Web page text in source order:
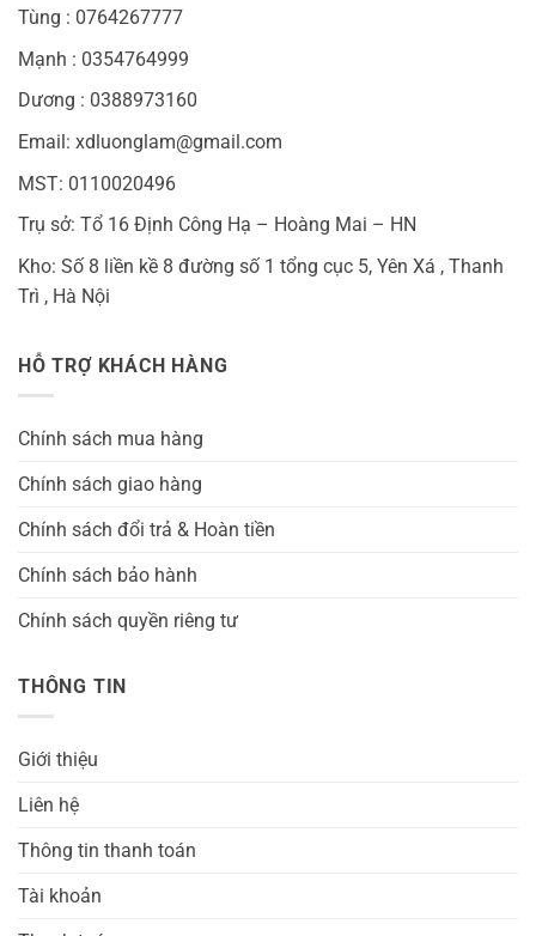
Tùng : 0764267777
Mạnh : 0354764999
Dương : 0388973160
Email: xdluonglam@gmail.com
MST: 0110020496
Trụ sở: Tổ 16 Định Công Hạ – Hoàng Mai – HN
Kho: Số 8 liền kề 8 đường số 1 tổng cục 5, Yên Xá , Thanh
Trì , Hà Nội
HỖ TRỢ KHÁCH HÀNG
Chính sách mua hàng
Chính sách giao hàng
Chính sách đổi trả & Hoàn tiền
Chính sách bảo hành
Chính sách quyền riêng tư
THÔNG TIN
Giới thiệu
Liên hệ
Thông tin thanh toán
Tài khoản